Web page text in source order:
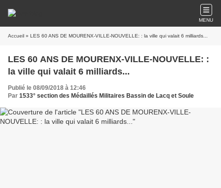
MENU
Accueil » LES 60 ANS DE MOURENX-VILLE-NOUVELLE: : la ville qui valait 6 milliards...
LES 60 ANS DE MOURENX-VILLE-NOUVELLE: :
la ville qui valait 6 milliards...
Publié le 08/09/2018 à 12:46
Par 1533° section des Médaillés Militaires Bassin de Lacq et Soule